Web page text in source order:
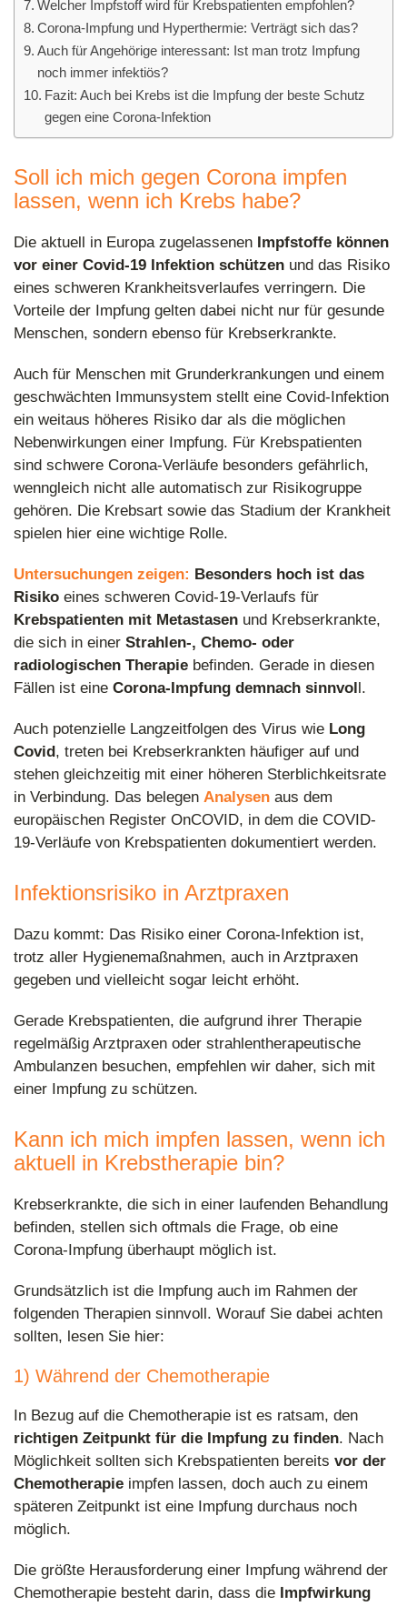
Welcher Impfstoff wird für Krebspatienten empfohlen?
Corona-Impfung und Hyperthermie: Verträgt sich das?
Auch für Angehörige interessant: Ist man trotz Impfung
noch immer infektiös?
Fazit: Auch bei Krebs ist die Impfung der beste Schutz
gegen eine Corona-Infektion
Soll ich mich gegen Corona impfen
lassen, wenn ich Krebs habe?
Die aktuell in Europa zugelassenen Impfstoffe können
vor einer Covid-19 Infektion schützen und das Risiko
eines schweren Krankheitsverlaufes verringern. Die
Vorteile der Impfung gelten dabei nicht nur für gesunde
Menschen, sondern ebenso für Krebserkrankte.
Auch für Menschen mit Grunderkrankungen und einem
geschwächten Immunsystem stellt eine Covid-Infektion
ein weitaus höheres Risiko dar als die möglichen
Nebenwirkungen einer Impfung. Für Krebspatienten
sind schwere Corona-Verläufe besonders gefährlich,
wenngleich nicht alle automatisch zur Risikogruppe
gehören. Die Krebsart sowie das Stadium der Krankheit
spielen hier eine wichtige Rolle.
Untersuchungen zeigen: Besonders hoch ist das
Risiko eines schweren Covid-19-Verlaufs für
Krebspatienten mit Metastasen und Krebserkrankte,
die sich in einer Strahlen-, Chemo- oder
radiologischen Therapie befinden. Gerade in diesen
Fällen ist eine Corona-Impfung demnach sinnvoll.
Auch potenzielle Langzeitfolgen des Virus wie Long
Covid, treten bei Krebserkrankten häufiger auf und
stehen gleichzeitig mit einer höheren Sterblichkeitsrate
in Verbindung. Das belegen Analysen aus dem
europäischen Register OnCOVID, in dem die COVID-
19-Verläufe von Krebspatienten dokumentiert werden.
Infektionsrisiko in Arztpraxen
Dazu kommt: Das Risiko einer Corona-Infektion ist,
trotz aller Hygienemaßnahmen, auch in Arztpraxen
gegeben und vielleicht sogar leicht erhöht.
Gerade Krebspatienten, die aufgrund ihrer Therapie
regelmäßig Arztpraxen oder strahlentherapeutische
Ambulanzen besuchen, empfehlen wir daher, sich mit
einer Impfung zu schützen.
Kann ich mich impfen lassen, wenn ich
aktuell in Krebstherapie bin?
Krebserkrankte, die sich in einer laufenden Behandlung
befinden, stellen sich oftmals die Frage, ob eine
Corona-Impfung überhaupt möglich ist.
Grundsätzlich ist die Impfung auch im Rahmen der
folgenden Therapien sinnvoll. Worauf Sie dabei achten
sollten, lesen Sie hier:
1) Während der Chemotherapie
In Bezug auf die Chemotherapie ist es ratsam, den
richtigen Zeitpunkt für die Impfung zu finden. Nach
Möglichkeit sollten sich Krebspatienten bereits vor der
Chemotherapie impfen lassen, doch auch zu einem
späteren Zeitpunkt ist eine Impfung durchaus noch
möglich.
Die größte Herausforderung einer Impfung während der
Chemotherapie besteht darin, dass die Impfwirkung